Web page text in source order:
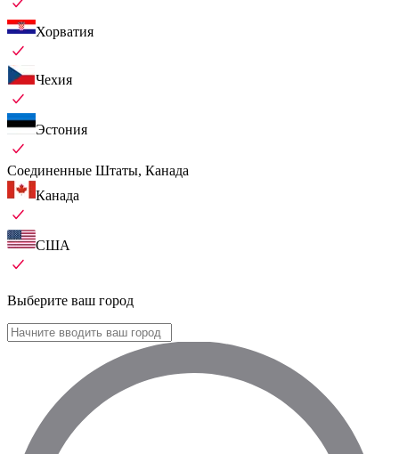
Хорватия
Чехия
Эстония
Соединенные Штаты, Канада
Канада
США
Выберите ваш город